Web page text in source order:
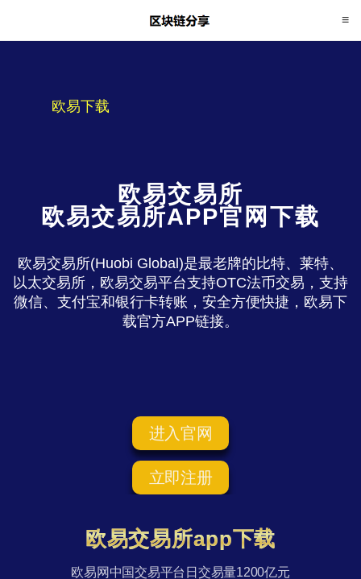
欧易下载
欧易交易所
欧易交易所APP官网下载
欧易交易所(Huobi Global)是最老牌的比特、莱特、
以太交易所，欧易交易平台支持OTC法币交易，支持
微信、支付宝和银行卡转账，安全方便快捷，欧易下
载官方APP链接。
进入官网
立即注册
欧易交易所app下载
欧易网中国交易平台日交易量1200亿元